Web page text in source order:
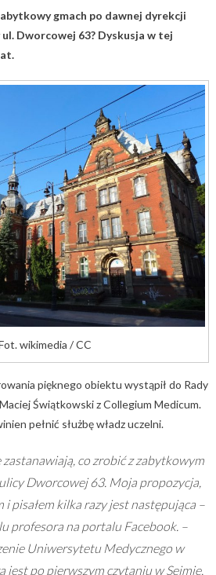
gmach po dawnej dyrekcji
ul. Dworcowej 63? Dyskusja w tej
wikimedia / CC
pięknego obiektu wystąpił do Rady
Świątkowski z Collegium Medicum.
pełnić służbę władz uczelni.
zastanawiają, co zrobić z zabytkowym
Dworcowej 63. Moja propozycja,
i pisałem kilka razy jest następująca –
profesora na portalu Facebook. –
Uniwersytetu Medycznego w
jest po pierwszym czytaniu w Sejmie,